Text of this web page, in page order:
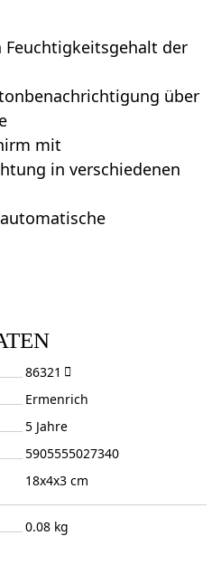
der
über
mit
in verschiedenen
86321
Ermenrich
5 Jahre
5905555027340
18x4x3 cm
0.08 kg